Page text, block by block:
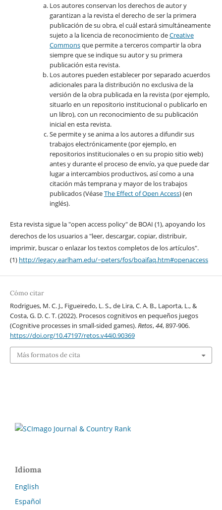
Los autores conservan los derechos de autor y
garantizan a la revista el derecho de ser la primera
publicación de su obra, el cuál estará simultáneamente
sujeto a la licencia de reconocimiento deCreative
Commonsque permite a terceros compartir la obra
siempre que se indique su autor y su primera
publicación esta revista.
Los autores pueden establecer por separado acuerdos
adicionales para la distribución no exclusiva de la
versión de la obra publicada en la revista (por ejemplo,
situarlo en un repositorio institucional o publicarlo en
un libro), con un reconocimiento de su publicación
inicial en esta revista.
Se permite y se anima a los autores a difundir sus
trabajos electrónicamente (por ejemplo, en
repositorios institucionales o en su propio sitio web)
antes y durante el proceso de envío, ya que puede dar
lugar a intercambios productivos, así como a una
citación más temprana y mayor de los trabajos
publicados (VéaseThe Effect of Open Access) (en
inglés).
Esta revista sigue la "open access policy" de BOAI (1), apoyando los
derechos de los usuarios a "leer, descargar, copiar, distribuir,
imprimir, buscar o enlazar los textos completos de los artículos".
(1) http://legacy.earlham.edu/~peters/fos/boaifaq.htm#openaccess
Cómo citar
Rodrigues, M. C. J., Figueiredo, L. S., de Lira, C. A. B., Laporta, L., &
Costa, G. D. C. T. (2022). Procesos cognitivos en pequeños juegos
(Cognitive processes in small-sided games).Retos,44, 897-906.
https://doi.org/10.47197/retos.v44i0.90369
Más formatos de cita
Idioma
English
Español